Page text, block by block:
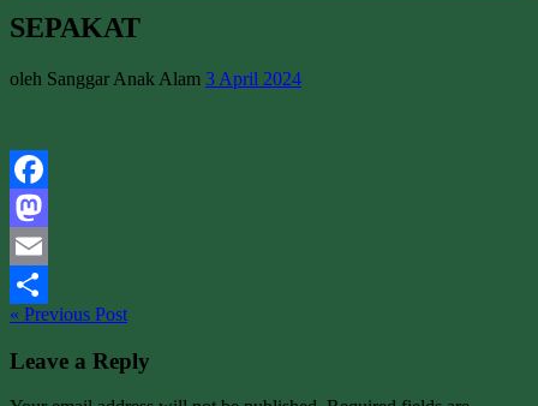
SEPAKAT
oleh Sanggar Anak Alam 3 April 2024
Facebook
Mastodon
Email
Share
« Previous Post
Leave a Reply